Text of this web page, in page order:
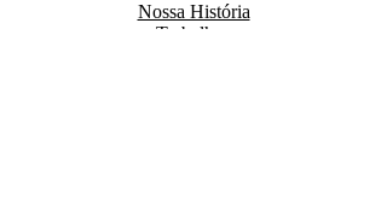
Nossa História
Trabalhos